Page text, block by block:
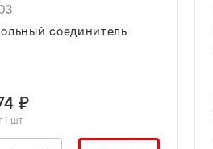
соединитель
₽
1 шт